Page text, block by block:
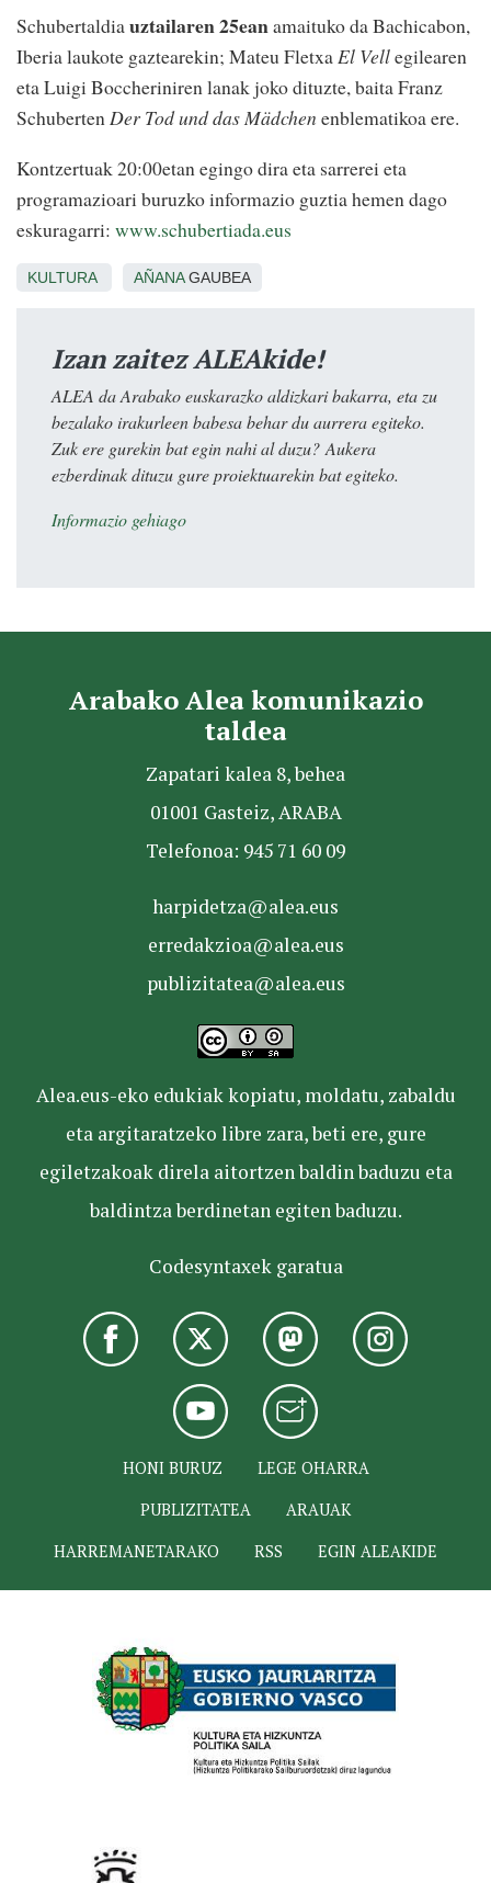
Schubertaldiauztailaren25eanamaituko da Bachicabon,
Iberia laukote gaztearekin; Mateu FletxaEl Vellegilearen
eta Luigi Boccheriniren lanak joko dituzte, baita Franz
SchubertenDer Tod und das Mädchen enblematikoa ere.
Kontzertuak 20:00etan egingo dira eta sarrerei eta
programazioari buruzko informazio guztia hemen dago
eskuragarri: www.schubertiada.eus
KULTURA AÑANAGAUBEA
Izan zaitez ALEAkide!
ALEA da Arabako euskarazko aldizkari bakarra, eta zu
bezalako irakurleen babesa behar du aurrera egiteko.
Zuk ere gurekin bat egin nahi al duzu? Aukera
ezberdinak dituzu gure proiektuarekin bat egiteko.
Informazio gehiago
Arabako Alea komunikazio
taldea
Zapatari kalea 8, behea
01001 Gasteiz, ARABA
Telefonoa: 945 71 60 09
harpidetza@alea.eus
erredakzioa@alea.eus
publizitatea@alea.eus
Alea.eus-eko edukiak kopiatu, moldatu, zabaldu
eta argitaratzeko libre zara, beti ere, gure
egiletzakoak direla aitortzen baldin baduzu eta
baldintza berdinetan egiten baduzu.
Codesyntaxek garatua
HONI BURUZ
LEGE OHARRA
PUBLIZITATEA
ARAUAK
HARREMANETARAKO
RSS EGIN ALEAKIDE